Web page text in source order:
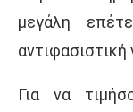
μεγάλη
Για να